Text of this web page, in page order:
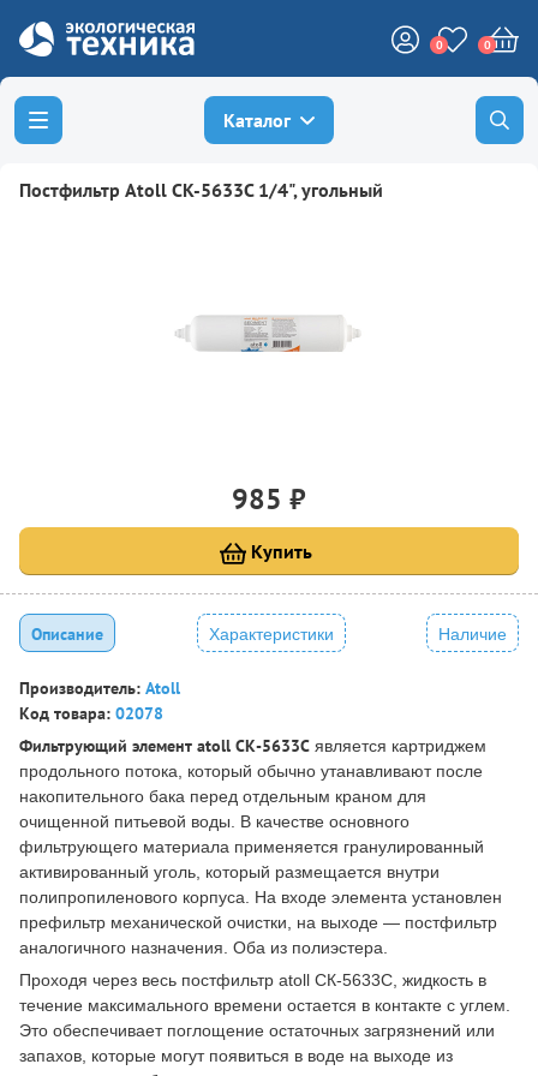
0 0
Каталог
Постфильтр Atoll CK-5633C 1/4", угольный
985 ₽
Купить
Описание Характеристики Наличие
Производитель: Atoll
Код товара: 02078
Фильтрующий элемент atoll СК-5633C является картриджем
продольного потока, который обычно утанавливают после
накопительного бака перед отдельным краном для
очищенной питьевой воды. В качестве основного
фильтрующего материала применяется гранулированный
активированный уголь, который размещается внутри
полипропиленового корпуса. На входе элемента установлен
префильтр механической очистки, на выходе — постфильтр
аналогичного назначения. Оба из полиэстера.
Проходя через весь постфильтр atoll СК-5633C, жидкость в
течение максимального времени остается в контакте с углем.
Это обеспечивает поглощение остаточных загрязнений или
запахов, которые могут появиться в воде на выходе из